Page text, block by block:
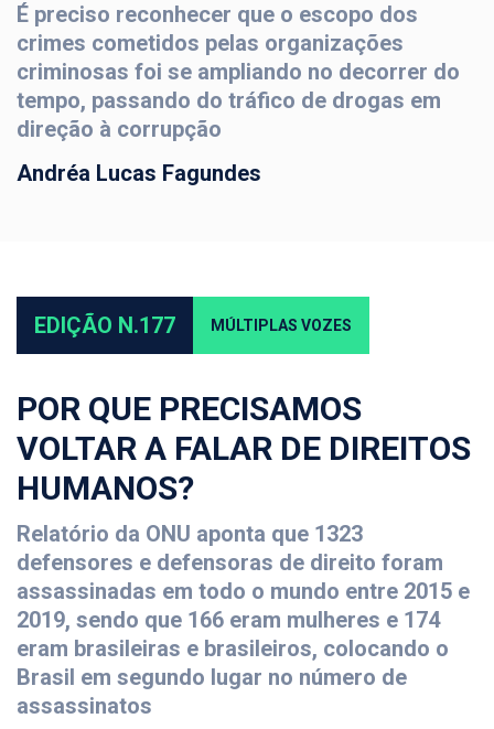
É preciso reconhecer que o escopo dos
crimes cometidos pelas organizações
criminosas foi se ampliando no decorrer do
tempo, passando do tráfico de drogas em
direção à corrupção
Andréa Lucas Fagundes
EDIÇÃO N.177 MÚLTIPLAS VOZES
POR QUE PRECISAMOS
VOLTAR A FALAR DE DIREITOS
HUMANOS?
Relatório da ONU aponta que 1323
defensores e defensoras de direito foram
assassinadas em todo o mundo entre 2015 e
2019, sendo que 166 eram mulheres e 174
eram brasileiras e brasileiros, colocando o
Brasil em segundo lugar no número de
assassinatos